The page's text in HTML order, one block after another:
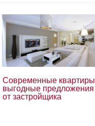
Современные квартиры
выгодные предложения
от застройщика